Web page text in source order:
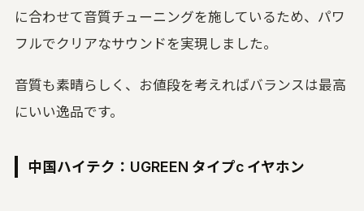
に合わせて音質チューニングを施しているため、パワ
フルでクリアなサウンドを実現しました。
音質も素晴らしく、お値段を考えればバランスは最高
にいい逸品です。
中国ハイテク：UGREEN タイプc イヤホン